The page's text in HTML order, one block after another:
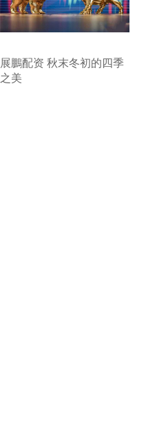
展鵬配资 秋末冬初的四季
之美